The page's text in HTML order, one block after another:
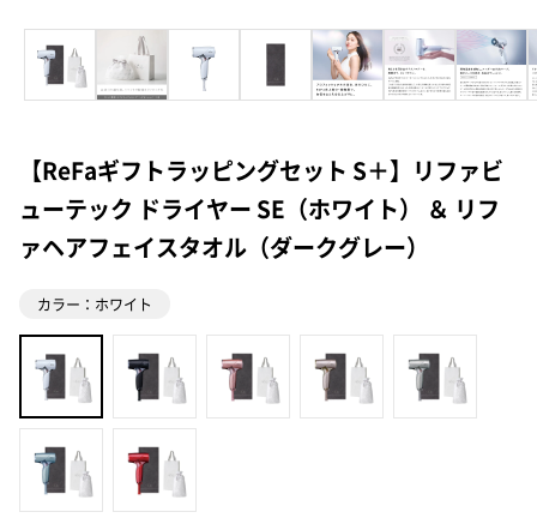
【ReFaギフトラッピングセット S＋】リファビ
ューテック ドライヤー SE（ホワイト） ＆ リフ
ァヘアフェイスタオル（ダークグレー）
カラー：ホワイト